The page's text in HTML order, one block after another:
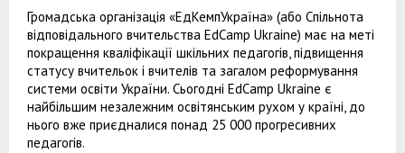
Громадська організація «ЕдКемпУкраїна» (або Спільнота
відповідального вчительства EdCamp Ukraine) має на меті
покращення кваліфікації шкільних педагогів, підвищення
статусу вчительок і вчителів та загалом реформування
системи освіти України. Сьогодні EdСamp Ukraine є
найбільшим незалежним освітянським рухом у країні, до
нього вже приєдналися понад 25 000 прогресивних
педагогів.